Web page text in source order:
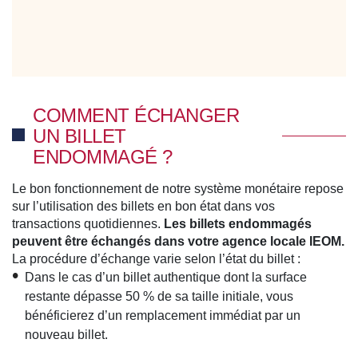
COMMENT ÉCHANGER
UN BILLET
ENDOMMAGÉ ?
Le bon fonctionnement de notre système monétaire repose
sur l’utilisation des billets en bon état dans vos
transactions quotidiennes. Les billets endommagés
peuvent être échangés dans votre agence locale IEOM.
La procédure d’échange varie selon l’état du billet :
Dans le cas d’un billet authentique dont la surface
restante dépasse 50 % de sa taille initiale, vous
bénéficierez d’un remplacement immédiat par un
nouveau billet.